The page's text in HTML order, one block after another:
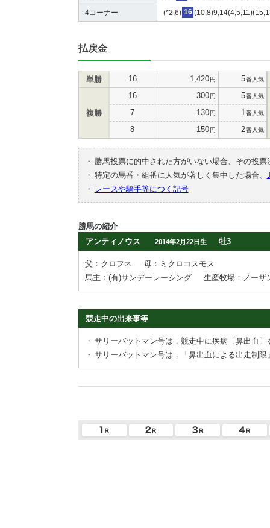
4コーナー (*2,6) 16
払戻金
単勝 16 1,420円 5番人気
複勝
16 300円 5番人気
7 130円 1 番人気
8 150円 2番人気
・
勝馬投票に的中された方がいない場合、その投
・ 特定の馬番・組番に人気が著しく集中した場合、
・
レースや騎手等につく記号
勝馬の紹介
アンティノウス
2014年2月22日生 牡3
父：クロフネ
母：ミクロコスモス
馬主：(有)サンデーレーシング
生産牧場：ノーザ
競走中の出来事等
・ サリーバットマン号は，競走中に疾病〔鼻出血
・ サリーバットマン号は，「鼻出血による出走制